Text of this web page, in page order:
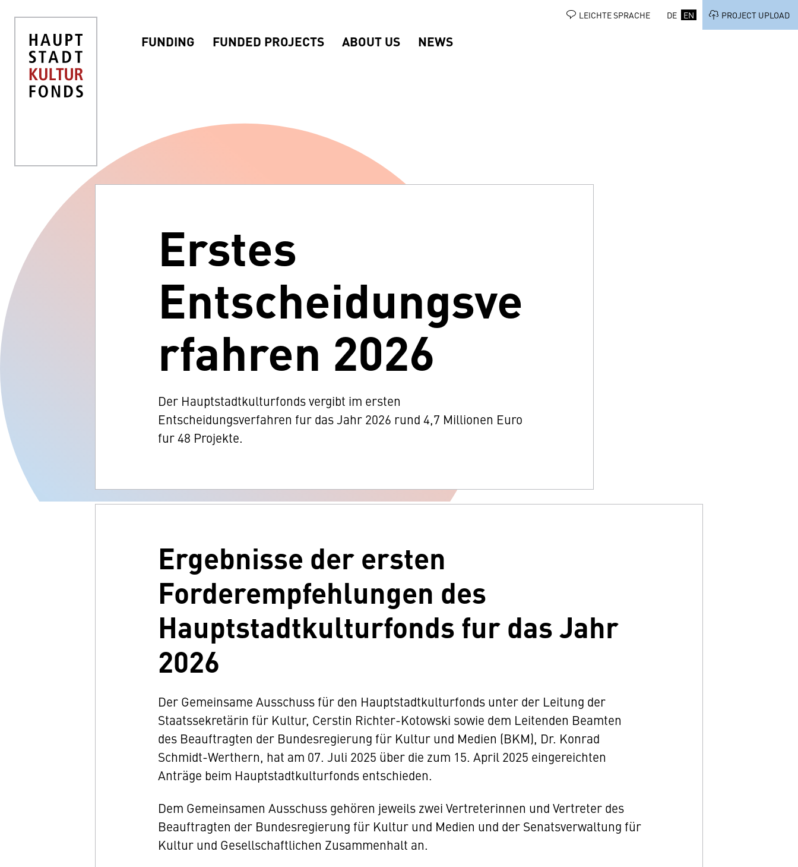
FUNDING FUNDED PROJECTS ABOUT US NEWS
LEICHTE SPRACHE DE EN PROJECT UPLOAD
Erstes
Entscheidungsve
rfahren 2026
Der Hauptstadtkulturfonds vergibt im ersten
Entscheidungsverfahren fur das Jahr 2026 rund 4,7 Millionen Euro
fur 48 Projekte.
Ergebnisse der ersten
Forderempfehlungen des
Hauptstadtkulturfonds fur das Jahr
2026
Der Gemeinsame Ausschuss für den Hauptstadtkulturfonds unter der Leitung der
Staatssekretärin für Kultur, Cerstin Richter-Kotowski sowie dem Leitenden Beamten
des Beauftragten der Bundesregierung für Kultur und Medien (BKM), Dr. Konrad
Schmidt-Werthern, hat am 07. Juli 2025 über die zum 15. April 2025 eingereichten
Anträge beim Hauptstadtkulturfonds entschieden.
Dem Gemeinsamen Ausschuss gehören jeweils zwei Vertreterinnen und Vertreter des
Beauftragten der Bundesregierung für Kultur und Medien und der Senatsverwaltung für
Kultur und Gesellschaftlichen Zusammenhalt an.